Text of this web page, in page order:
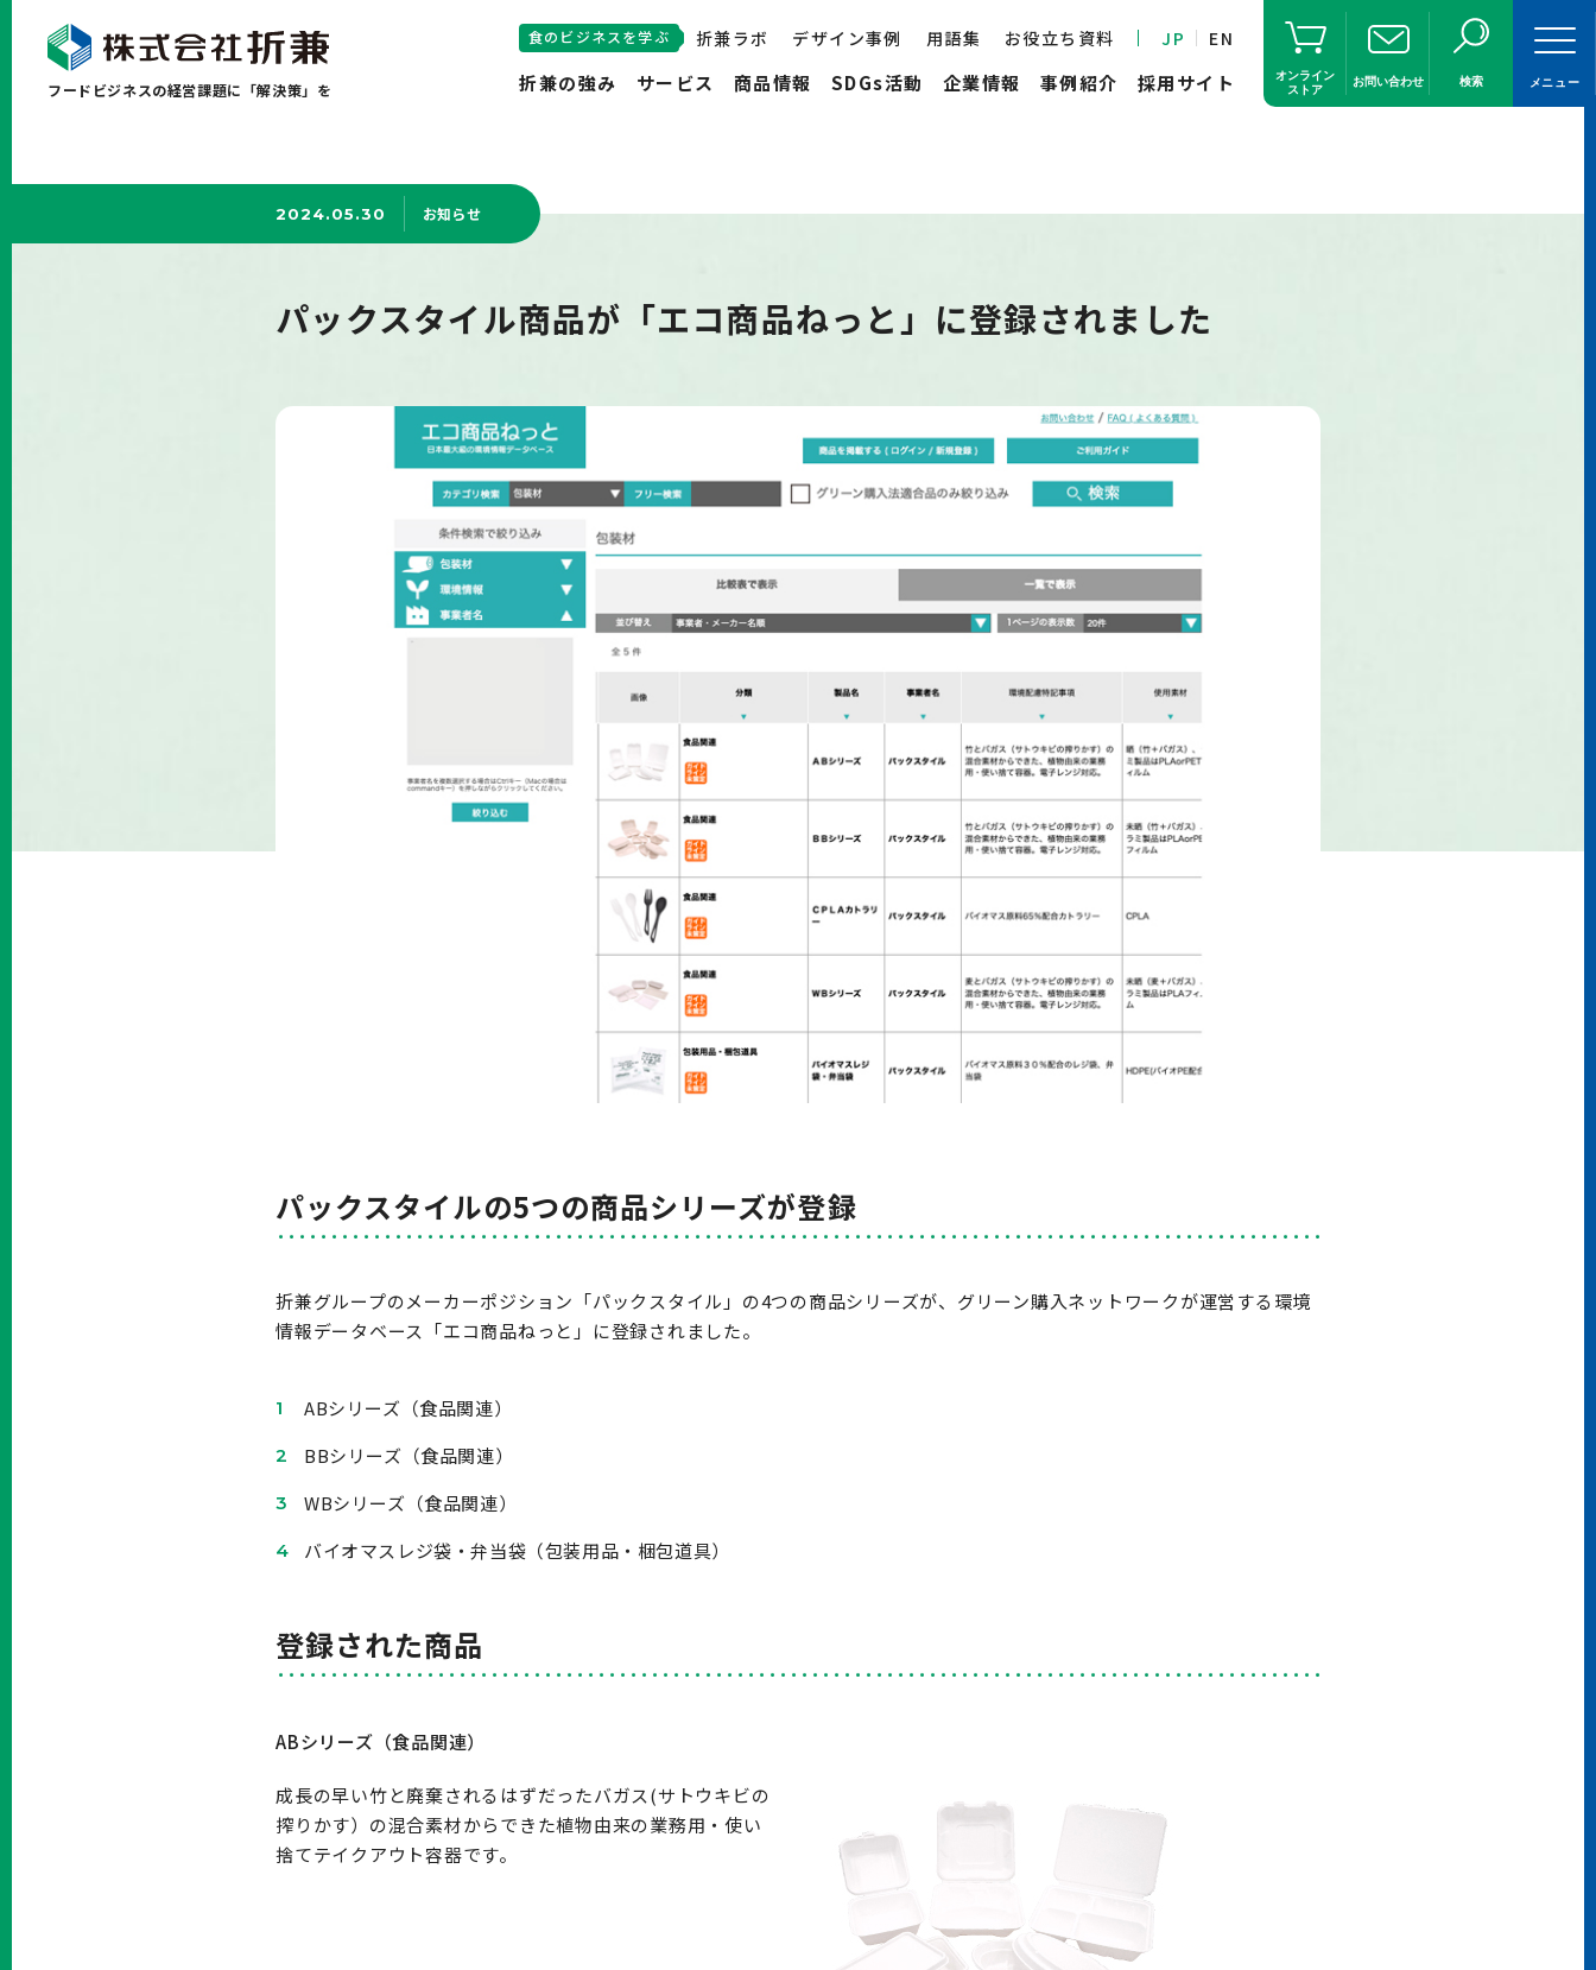
フードビジネスの経営課題に「解決策」を
食のビジネスを学ぶ 折兼ラボ デザイン事例 用語集 お役立ち資料 JP EN
折兼の強み サービス 商品情報 SDGs活動 企業情報 事例紹介 採用サイト
オンライン
ストア
お問い合わせ 検索 メニュー
2024.05.30 お知らせ
パックスタイル商品が「エコ商品ねっと」に登録されました
パックスタイルの5つの商品シリーズが登録
折兼グループのメーカーポジション「パックスタイル」の4つの商品シリーズが、グリーン購入ネットワークが運営する環境
情報データベース「エコ商品ねっと」に登録されました。
ABシリーズ（食品関連）
BBシリーズ（食品関連）
WBシリーズ（食品関連）
バイオマスレジ袋・弁当袋（包装用品・梱包道具）
登録された商品
ABシリーズ（食品関連）
成長の早い竹と廃棄されるはずだったバガス(サトウキビの
搾りかす）の混合素材からできた植物由来の業務用・使い
捨てテイクアウト容器です。